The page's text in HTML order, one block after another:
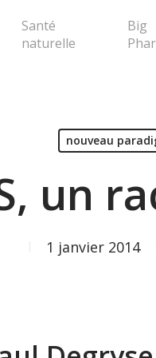
ou Echap pour
Santé
naturelle
Big
nouveau
un
1 janvier 2014